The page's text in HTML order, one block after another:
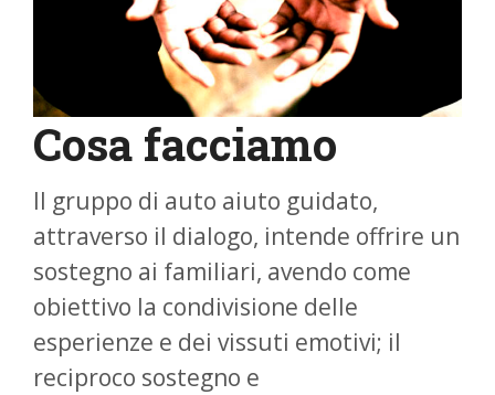
Cosa facciamo
Il gruppo di auto aiuto guidato,
attraverso il dialogo, intende offrire un
sostegno ai familiari, avendo come
obiettivo la condivisione delle
esperienze e dei vissuti emotivi; il
reciproco sostegno e